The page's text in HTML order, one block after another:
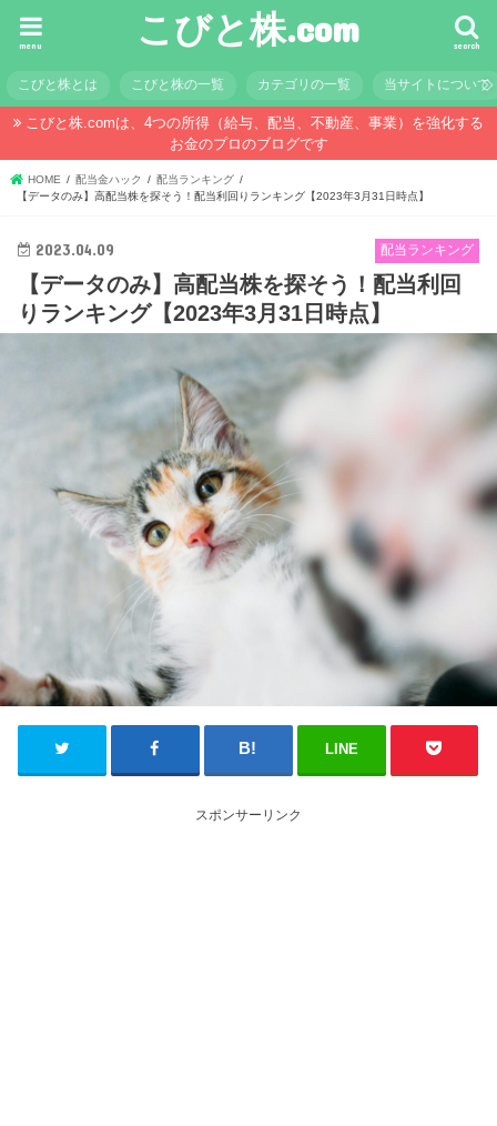
こびと株.com search
menu
こびと株とは こびと株の一覧 カテゴリの一覧 当サイトについて
こびと株.comは、4つの所得（給与、配当、不動産、事業）を強化する
お金のプロのブログです
HOME 配当金ハック
配当ランキング
【データのみ】高配当株を探そう！配当利回りランキング【2023年3月31日時点】
配当ランキング
2023.04.09
【データのみ】高配当株を探そう！配当利回
りランキング【2023年3月31日時点】
LINE
スポンサーリンク